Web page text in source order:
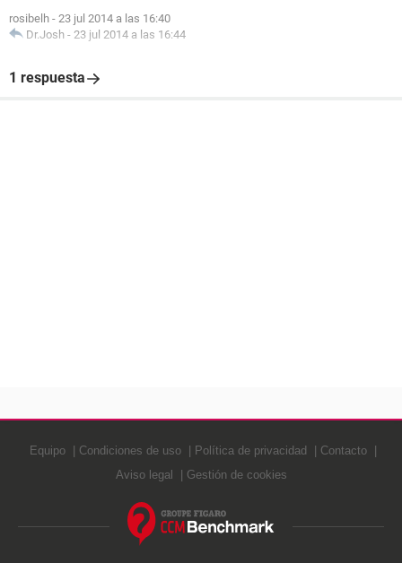
rosibelh - 23 jul 2014 a las 16:40
Dr.Josh - 23 jul 2014 a las 16:44
1 respuesta
Equipo Condiciones de uso Política de privacidad
Contacto
Aviso legal
Gestión de cookies